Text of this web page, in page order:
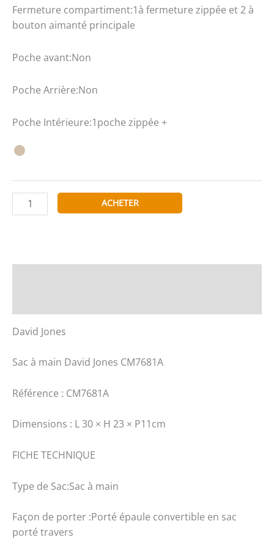
Fermeture compartiment:1à fermeture zippée et 2 à
bouton aimanté principale
Poche avant:Non
Poche Arrière:Non
Poche Intérieure:1poche zippée +
quantité
de
CM7681A
:
Dimensions
L
×
23
P11cm
ACHETER
David Jones
Sac à main David Jones CM7681A
Référence : CM7681A
Dimensions : L 30 × H 23 × P11cm
FICHE TECHNIQUE
Type de Sac:Sac à main
Façon de porter :Porté épaule convertible en sac
porté travers